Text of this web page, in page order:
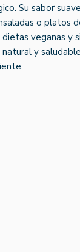
Su sabor
o platos
veganas y
y